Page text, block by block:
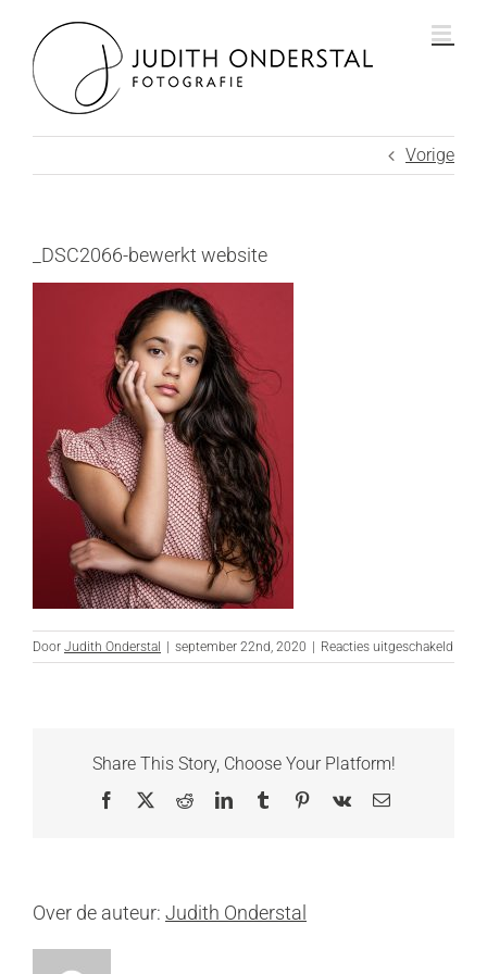
inhoud
Vorige
_DSC2066-bewerkt website
Door Judith Onderstal september 22nd, 2020 Reacties uitgeschakeld
Share This Story, Choose Your Platform!
Facebook
X RedditLinkedInTumblrPinterest
Vk
E-
Over de auteur: Judith Onderstal